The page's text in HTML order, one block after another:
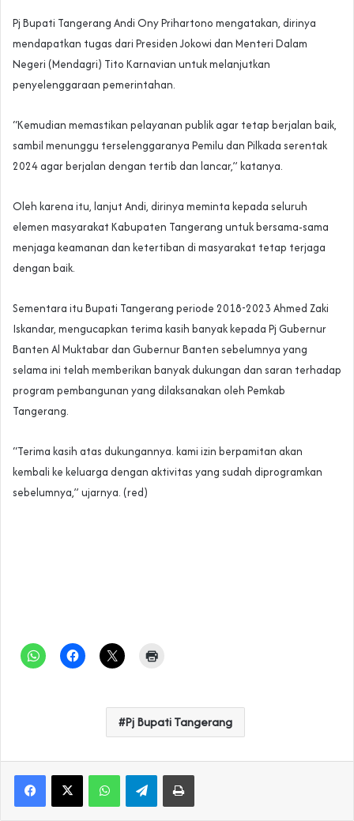
Pj Bupati Tangerang Andi Ony Prihartono mengatakan, dirinya
mendapatkan tugas dari Presiden Jokowi dan Menteri Dalam
Negeri (Mendagri) Tito Karnavian untuk melanjutkan
penyelenggaraan pemerintahan.
“Kemudian memastikan pelayanan publik agar tetap berjalan baik,
sambil menunggu terselenggaranya Pemilu dan Pilkada serentak
2024 agar berjalan dengan tertib dan lancar,” katanya.
Oleh karena itu, lanjut Andi, dirinya meminta kepada seluruh
elemen masyarakat Kabupaten Tangerang untuk bersama-sama
menjaga keamanan dan ketertiban di masyarakat tetap terjaga
dengan baik.
Sementara itu Bupati Tangerang periode 2018-2023 Ahmed Zaki
Iskandar, mengucapkan terima kasih banyak kepada Pj Gubernur
Banten Al Muktabar dan Gubernur Banten sebelumnya yang
selama ini telah memberikan banyak dukungan dan saran terhadap
program pembangunan yang dilaksanakan oleh Pemkab
Tangerang.
“Terima kasih atas dukungannya. kami izin berpamitan akan
kembali ke keluarga dengan aktivitas yang sudah diprogramkan
sebelumnya,” ujarnya. (red)
Pj Bupati Tangerang
WhatsAppTelegramPrint